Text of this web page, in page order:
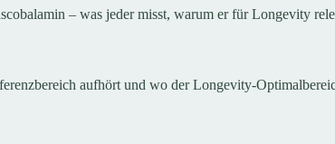
– was jeder misst, warum er für Longevity
aufhört und wo der Longevity-